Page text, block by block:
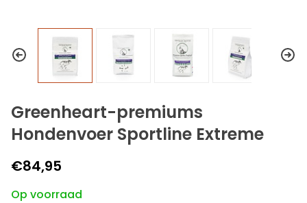
Greenheart-premiums
Hondenvoer Sportline Extreme
€84,95
Op voorraad